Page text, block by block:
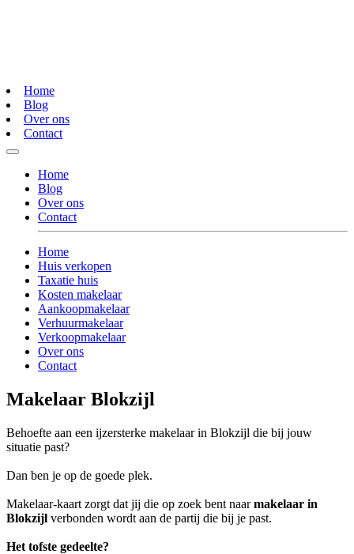
Home
Blog
Over ons
Contact
Home
Blog
Over ons
Contact
Home
Huis verkopen
Taxatie huis
Kosten makelaar
Aankoopmakelaar
Verhuurmakelaar
Verkoopmakelaar
Over ons
Contact
Makelaar Blokzijl
Behoefte aan een ijzersterke makelaar in Blokzijl die bij jouw
situatie past?
Dan ben je op de goede plek.
Makelaar-kaart zorgt dat jij die op zoek bent naarmakelaar in
Blokzijl verbonden wordt aan de partij die bij je past.
Het tofste gedeelte?